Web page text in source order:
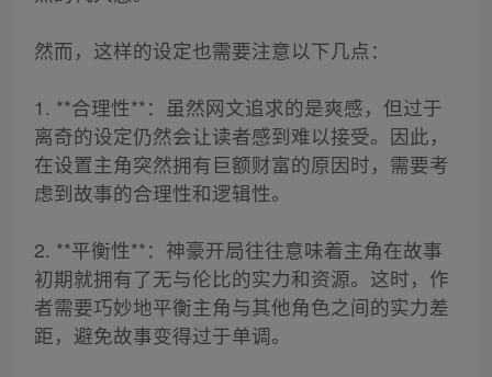
然而，这样的设定也需要注意以下几点：
1. **合理性**：虽然网文追求的是爽感，但过于
离奇的设定仍然会让读者感到难以接受。因此，
在设置主角突然拥有巨额财富的原因时，需要考
虑到故事的合理性和逻辑性。
2. **平衡性**：神豪开局往往意味着主角在故事
初期就拥有了无与伦比的实力和资源。这时，作
者需要巧妙地平衡主角与其他角色之间的实力差
距，避免故事变得过于单调。